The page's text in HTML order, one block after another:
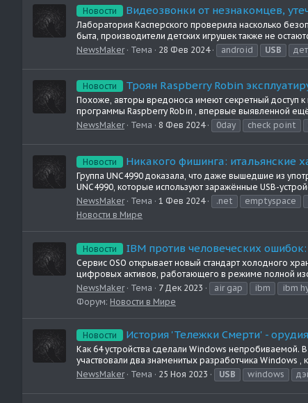
Новости Видеозвонки от незнакомцев,
Лаборатория Касперского проверила насколько
быта, производители детских игрушек также не
NewsMaker
Тема 28 Фев 2024 android USB
Новости Троян Raspberry Robin
Похоже, авторы вредоноса имеют секретный доступ
программы Raspberry Robin , впервые выявленной ещё
NewsMaker
Тема 8 Фев 2024 0day check point
Новости Никакого фишинга: итальянские
Группа UNC4990 доказала, что даже вышедшие из
UNC4990, которые используют заражённые USB-
NewsMaker
Тема 1 Фев 2024 .net emptyspace
Новости в Мире
Новости IBM против человеческих
Сервис OSO открывает новый стандарт холодного
цифровых активов, работающего в режиме полной
NewsMaker
Тема 7 Дек 2023 air gap ibm ibm
Форум: Новости в Мире
Новости История 'Тележки Смерти' -
Как 64 устройства сделали Windows непробиваемой.
участвовали два знаменитых разработчика Windows ,
NewsMaker
Тема 25 Ноя 2023 USB windows